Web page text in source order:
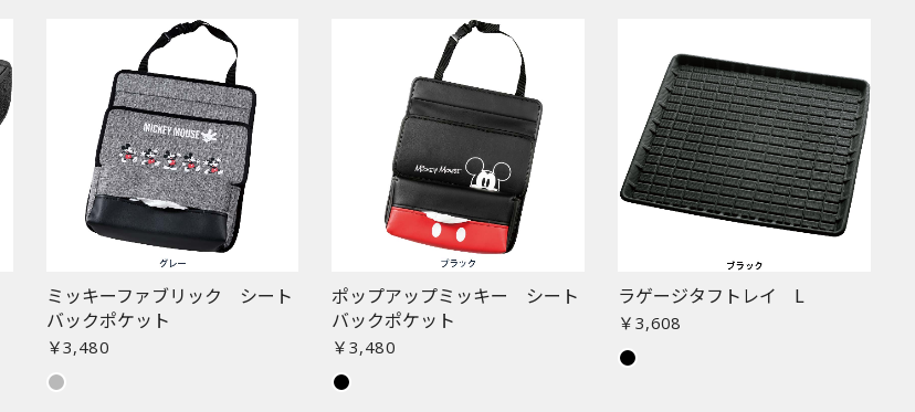
ミッキーファブリック シート
バックポケット
￥3,480
ポップアップミッキー シート
バックポケット
￥3,480
ラゲージタフトレイ L
￥3,608